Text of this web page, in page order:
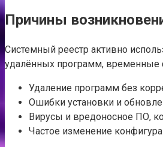
Причины
Системный реестр активно
удалённых программ, временные
Удаление программ без
Ошибки установки и
Вирусы и вредоносное ПО,
Частое изменение